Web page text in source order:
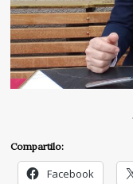
Compartilo:
Facebook